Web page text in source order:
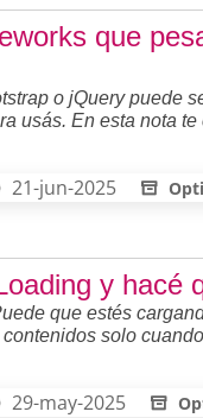
que
o jQuery puede
usás. En esta nota
21-jun-2025
y hacé
que estés
solo
29-may-2025